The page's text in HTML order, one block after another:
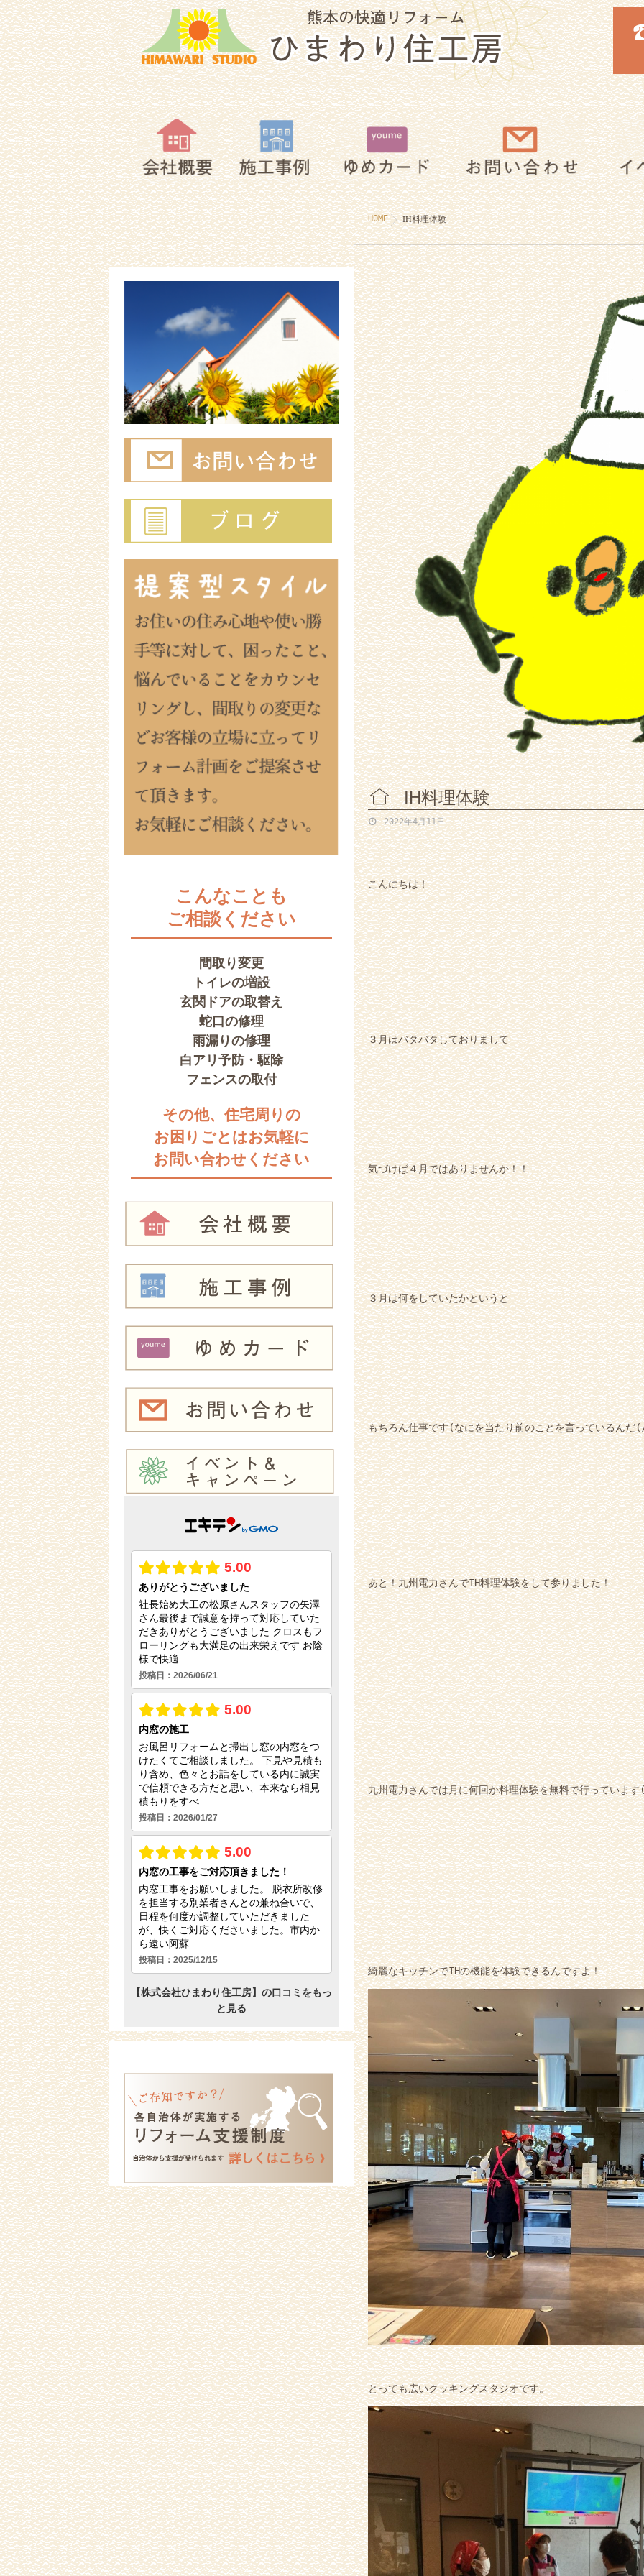
HOME IH料理体験
IH料理体験
2022年4月11日
こんにちは！
３月はバタバタしておりまして
気づけば４月ではありませんか！！
３月は何をしていたかというと
もちろん仕事です(なにを当たり前のことを言っているん
あと！九州電力さんでIH料理体験をして参りました！
九州電力さんでは月に何回か料理体験を無料で行っていま
綺麗なキッチンでIHの機能を体験できるんですよ！
とっても広いクッキングスタジオです。
こんなことも
ご相談ください
間取り変更
トイレの増設
玄関ドアの取替え
蛇口の修理
雨漏りの修理
白アリ予防・駆除
フェンスの取付
その他、住宅周りの
お困りごとはお気軽に
お問い合わせください